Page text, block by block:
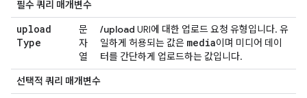
필수 쿼리 매개변수
upload
Type
문
자
열
/upload URI에 대한 업로드 요청 유형입니다. 유
일하게 허용되는 값은 media이며 미디어 데이
터를 간단하게 업로드하는 값입니다.
선택적 쿼리 매개변수